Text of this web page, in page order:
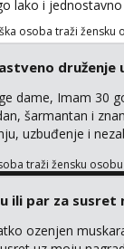
lako i
u krugu od 100 km
osoba traži žensku
druženje
dame, Imam 30
šarmantan i
uzbuđenje i
privlačnosti,
nedostaje dodir,
koji će se
možda
traži žensku osobu
ili par za susret
ozenjen